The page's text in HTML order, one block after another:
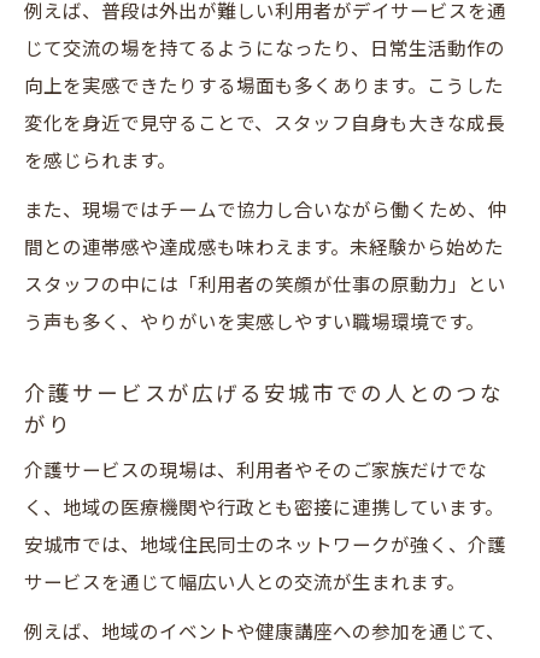
例えば、普段は外出が難しい利用者がデイサービスを通
じて交流の場を持てるようになったり、日常生活動作の
向上を実感できたりする場面も多くあります。こうした
変化を身近で見守ることで、スタッフ自身も大きな成長
を感じられます。
また、現場ではチームで協力し合いながら働くため、仲
間との連帯感や達成感も味わえます。未経験から始めた
スタッフの中には「利用者の笑顔が仕事の原動力」とい
う声も多く、やりがいを実感しやすい職場環境です。
介護サービスが広げる安城市での人とのつな
がり
介護サービスの現場は、利用者やそのご家族だけでな
く、地域の医療機関や行政とも密接に連携しています。
安城市では、地域住民同士のネットワークが強く、介護
サービスを通じて幅広い人との交流が生まれます。
例えば、地域のイベントや健康講座への参加を通じて、